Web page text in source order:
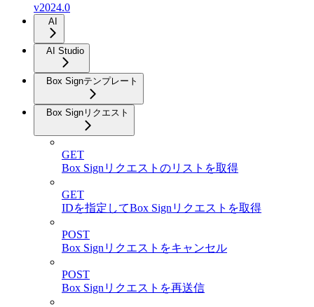
v2024.0
AI
AI Studio
Box Signテンプレート
Box Signリクエスト
GET
Box Signリクエストのリストを取得
GET
IDを指定してBox Signリクエストを取得
POST
Box Signリクエストをキャンセル
POST
Box Signリクエストを再送信